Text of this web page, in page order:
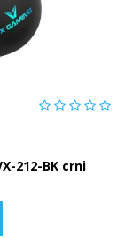
212-BK crni